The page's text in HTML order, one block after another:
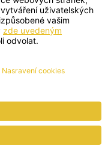
republika